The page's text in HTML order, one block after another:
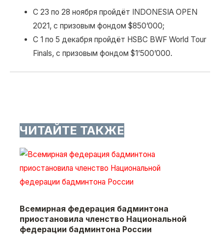
С 23 по 28 ноября пройдёт INDONESIA OPEN
2021, с призовым фондом $850’000;
С 1 по 5 декабря пройдёт HSBC BWF World Tour
Finals, с призовым фондом $1’500’000.
ЧИТАЙТЕ ТАКЖЕ
Всемирная федерация бадминтона
приостановила членство Национальной
федерации бадминтона России